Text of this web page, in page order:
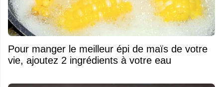
Pour manger le meilleur épi de maïs de votre
vie, ajoutez 2 ingrédients à votre eau